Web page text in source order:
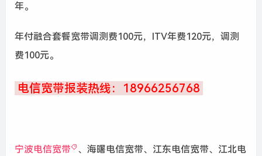
年。
年付融合套餐宽带调测费100元，ITV年费120元，调测
费100元。
电信宽带报装热线：18966256768
宁波电信宽带 、 海曙电信宽带、江东电信宽带、江北电